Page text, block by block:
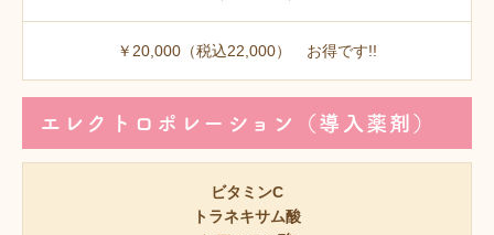
￥20,000（税込22,000） お得です!!
エレクトロポレーション（導入薬剤）
ビタミンC
トラネキサム酸